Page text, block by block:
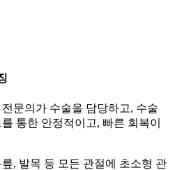
문의가 수술을 담당하고, 수술
통한 안정적이고, 빠른 회복이
, 발목 등 모든 관절에 초소형 관